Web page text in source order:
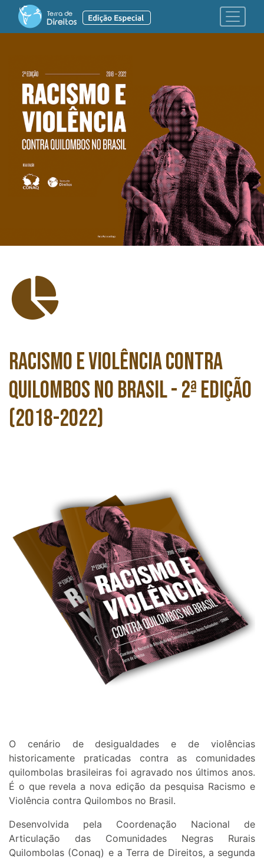
Racismo e Violência contra
Quilombos no Brasil - 2ª edição
(2018-2022)
O cenário de desigualdades e de violências
historicamente praticadas contra as comunidades
quilombolas brasileiras foi agravado nos últimos anos.
É o que revela a nova edição da pesquisa Racismo e
Violência contra Quilombos no Brasil.
Desenvolvida pela Coordenação Nacional de
Articulação das Comunidades Negras Rurais
Quilombolas (Conaq) e a Terra de Direitos, a segunda